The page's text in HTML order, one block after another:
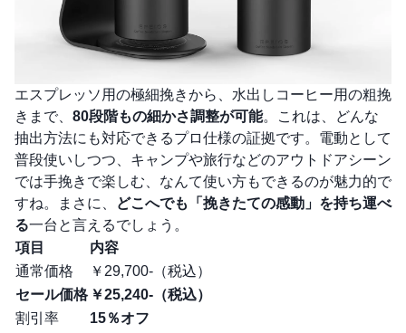
エスプレッソ用の極細挽きから、水出しコーヒー用の粗挽
きまで、 80段階もの細かさ調整が可能。これは、どんな
抽出方法にも対応できるプロ仕様の証拠です。電動として
普段使いしつつ、キャンプや旅行などのアウトドアシーン
では手挽きで楽しむ、なんて使い方もできるのが魅力的で
すね。まさに、
どこへでも「挽きたての感動」を持ち運べ
る一台と言えるでしょう。
項目
内容
通常価格
￥29,700-（税込）
セール価格 ￥25,240-（税込）
割引率
15％オフ